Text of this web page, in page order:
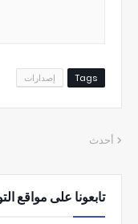
Tags إصدارات
أحدث
تابعونا على مواقع